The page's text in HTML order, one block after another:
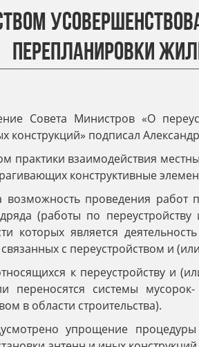
ПЕРЕПЛАНИРОВКИ
Совета Министров «О
конструкций» подписал
практики взаимодействия
конструктивные
возможность проведения
(работы по
которых является
с переустройством и
к переустройству и
переносятся системы
в области строительства).
упрощение